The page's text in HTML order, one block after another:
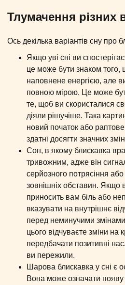
Тлумачення різних
Ось декілька варіантів сну про
Якщо уві сні ви
це може бути знаком
наповнене енергією, але
повною мірою. Це може
те, щоб ви скористалися
діяли рішучіше. Така
новий початок або
здатні досягти значних
Сон, в якому блискавка
тривожним, адже він
серйозного потрясіння
зовнішніх обставин. Якщо
приносить вам біль або
вказувати на внутрішнє
перед неминучими
цього відчуваєте зміни
передбачати позитивні
ви пережили.
Шарова блискавка у сні є
Вона може означати появу